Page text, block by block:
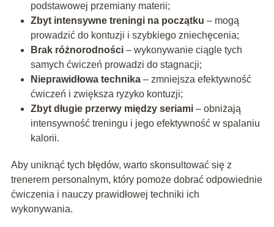
podstawowej przemiany materii;
Zbyt intensywne treningi na początku – mogą
prowadzić do kontuzji i szybkiego zniechęcenia;
Brak różnorodności– wykonywanie ciągle tych
samych ćwiczeń prowadzi do stagnacji;
Nieprawidłowa technika– zmniejsza efektywność
ćwiczeń i zwiększa ryzyko kontuzji;
Zbyt długie przerwy między seriami– obniżają
intensywność treningu i jego efektywność w spalaniu
kalorii.
Aby uniknąć tych błędów, warto skonsultować się z
trenerem personalnym, który pomoże dobrać odpowiednie
ćwiczenia i nauczy prawidłowej techniki ich
wykonywania.